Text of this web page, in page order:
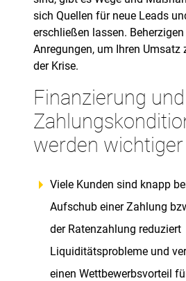
sich Quellen für neue Leads
erschließen lassen.
Anregungen, um Ihren Umsatz
der Krise.
Finanzierung und
werden wichtiger
Viele Kunden sind knapp
Aufschub einer Zahlung
der Ratenzahlung reduziert
Liquiditätsprobleme und
einen Wettbewerbsvorteil